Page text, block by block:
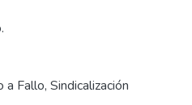
a Fallo, Sindicalización